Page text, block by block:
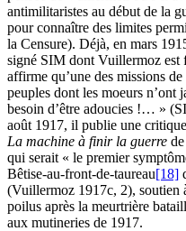
antimilitaristes au début de la
pour connaître des limites
la Censure). Déjà, en mars
signé SIM dont Vuillermoz est
affirme qu’une des missions
peuples dont les moeurs n’ont
besoin d’être adoucies !… »
août 1917, il publie une
La machine à finir la guerre
qui serait « le premier
Bêtise-au-front-de-taureau[18]
(Vuillermoz 1917c, 2), soutien
poilus après la meurtrière
aux mutineries de 1917.